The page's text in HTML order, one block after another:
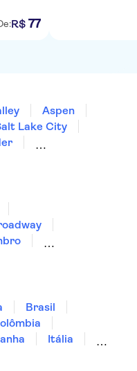
R$ 77
Aspen
Lake City
Gate Bridge
Brasil
Itália